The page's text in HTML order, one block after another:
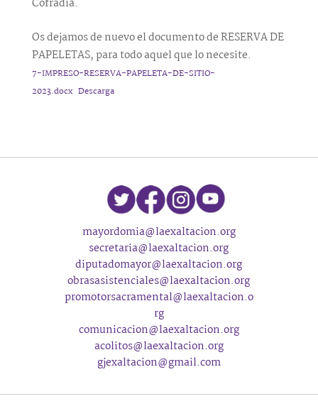
Os dejamos de nuevo el documento de RESERVA DE
PAPELETAS, para todo aquel que lo necesite.
7-IMPRESO-RESERVA-PAPELETA-DE-SITIO-
2023.docx Descarga
mayordomia@laexaltacion.org
secretaria@laexaltacion.org
diputadomayor@laexaltacion.org
obrasasistenciales@laexaltacion.org
promotorsacramental@laexaltacion.o
rg
comunicacion@laexaltacion.org
acolitos@laexaltacion.org
gjexaltacion@gmail.com